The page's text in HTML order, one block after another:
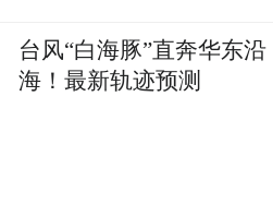
台风“白海豚”直奔华东沿
海！最新轨迹预测